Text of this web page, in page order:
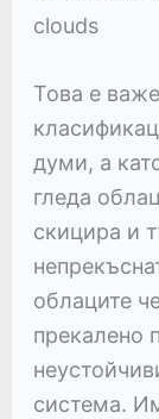
Това е
думи, а
гледа
скицира и
облаците
прекалено
система.